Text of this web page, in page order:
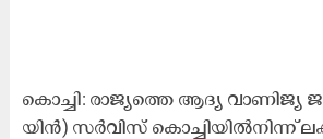
കൊ​ച്ചി: രാ​ജ്യ​ത്തെ ആ​ദ്യ വാ​ണി​ജ്യ
യി​ൻ) സ​ർ​വി​സ്​ കൊ​ച്ചി​യി​ൽ​നി​ന്ന്​​